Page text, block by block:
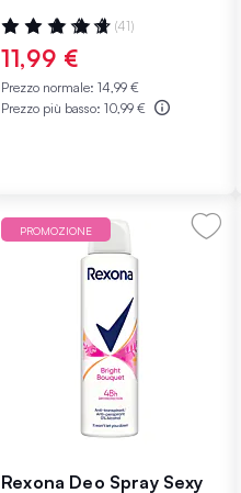
Valutazione:
96%
(41)
11,99 €
Prezzo normale: 14,99 €
Prezzo più basso: 10,99 €
PROMOZIONE
Rexona Deo Spray Sexy